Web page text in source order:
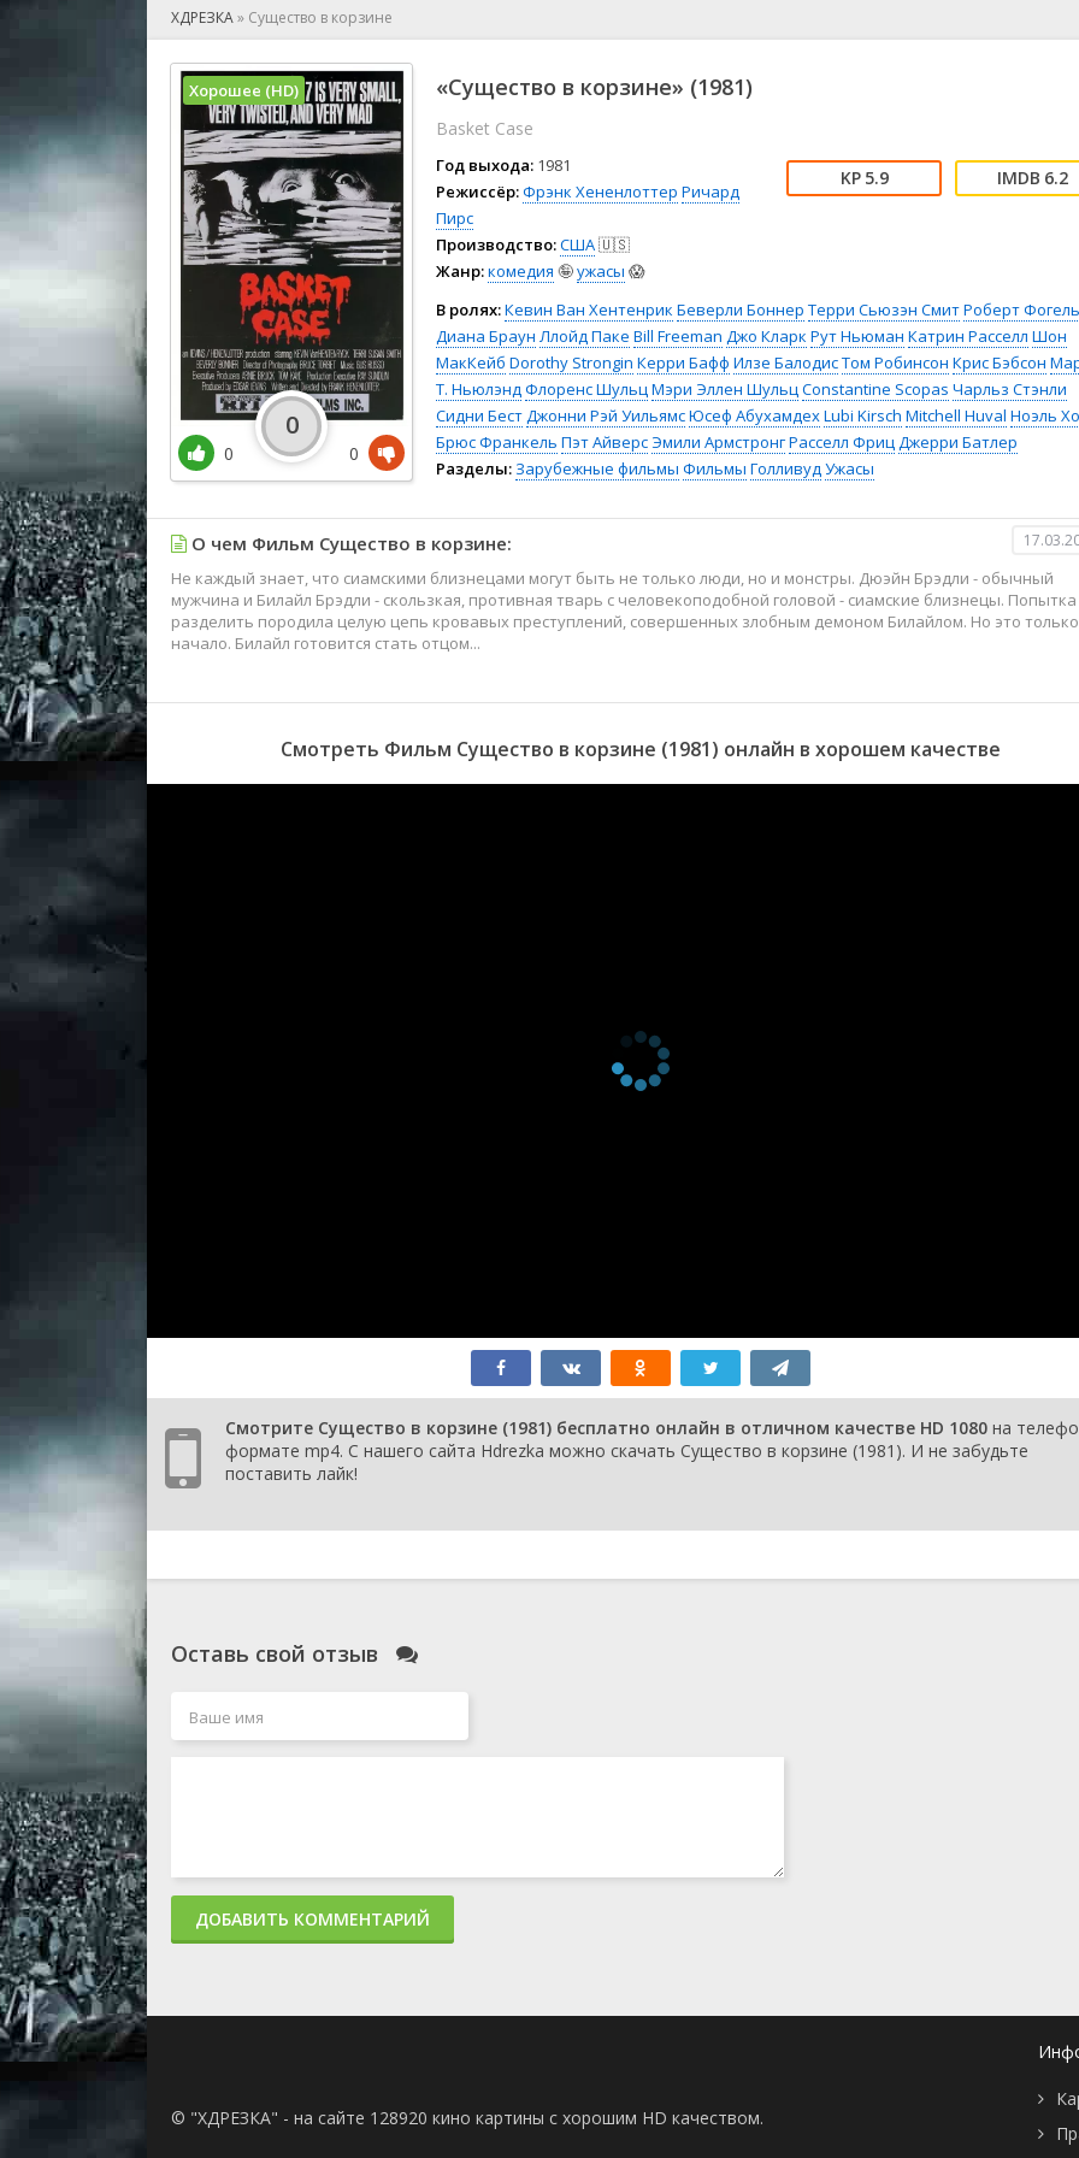
🕺 Мюзикл
👨‍💼 Новости
👨‍💻 Реальное тв
🎤 Ток-шоу
😱 Ужасы
🧙‍♀️ Фантастика
🤠 Фильм-нуар
🧝‍♂️ Фэнтези
🏅 Церемония
ХДРЕЗКА» Существо в корзине
«Существо в корзине» (1981)
Basket Case
Год выхода: 1981
Режиссёр:Фрэнк Хененлоттер Ричард
Пирс
Производство:США🇺🇸
Жанр:комедия 🤪ужасы 😱
5.9 6.2
В ролях:Кевин Ван Хентенрик Беверли Боннер Терри Сьюзэн СмитРоберт Фогель
Диана Браун Ллойд Паке Bill Freeman Джо Кларк Рут Ньюман Катрин Расселл Шон
МакКейб Dorothy Strongin Керри Бафф Илзе БалодисТом Робинсон Крис Бэбсон
Т. НьюлэндФлоренс ШульцМэри Эллен ШульцConstantine Scopas Чарльз Стэнли
Сидни БестДжонни Рэй УильямсЮсеф АбухамдехLubi Kirsch Mitchell Huval Ноэль
Брюс Франкель Пэт АйверсЭмили АрмстронгРасселл ФрицДжерри Батлер
Разделы: Зарубежные фильмы Фильмы ГолливудУжасы
Хорошее (HD)
0
0
0
О чем Фильм Существо в корзине:
Не каждый знает, что сиамскими близнецами могут быть не только люди, но и монстры. Дюэйн Брэдли - обычный
мужчина и Билайл Брэдли - скользкая, противная тварь с человекоподобной головой - сиамские близнецы.
разделить породила целую цепь кровавых преступлений, совершенных злобным демоном Билайлом. Но это только
начало. Билайл готовится стать отцом...
Смотреть Фильм Существо в корзине (1981) онлайн в хорошем качестве
Смотрите Существо в корзине (1981) бесплатно онлайн в отличном качестве HD 1080 на
формате mp4. С нашего сайта Hdrezka можно скачать Существо в корзине (1981). И не забудьте
поставить лайк!
Оставь свой отзыв
ДОБАВИТЬ КОММЕНТАРИЙ
© "ХДРЕЗКА" - на сайте 128920 кино картины с хорошим HD качеством.